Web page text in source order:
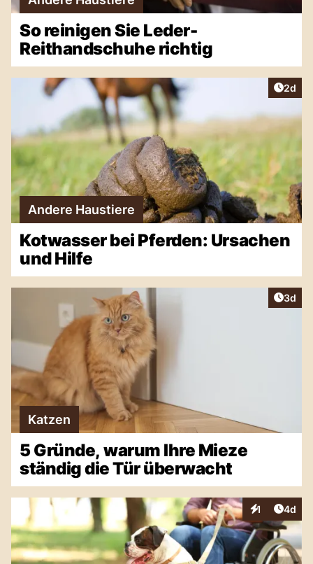
So reinigen Sie Leder-
Reithandschuhe richtig
2d
Andere Haustiere
Kotwasser bei Pferden: Ursachen
und Hilfe
3d
Katzen
5 Gründe, warum Ihre Mieze
ständig die Tür überwacht
1
Interaktionen
4d